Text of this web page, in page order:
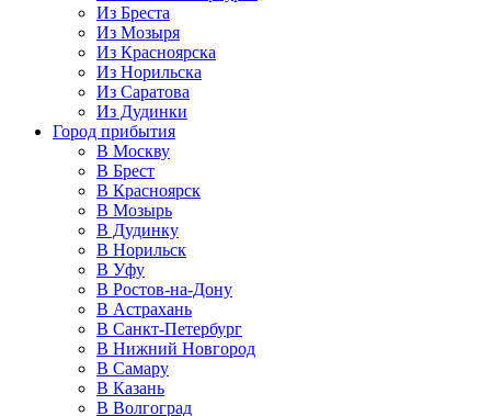
Из Бреста
Из Мозыря
Из Красноярска
Из Норильска
Из Саратова
Из Дудинки
Город прибытия
В Москву
В Брест
В Красноярск
В Мозырь
В Дудинку
В Норильск
В Уфу
В Ростов-на-Дону
В Астрахань
В Санкт-Петербург
В Нижний Новгород
В Самару
В Казань
В Волгоград